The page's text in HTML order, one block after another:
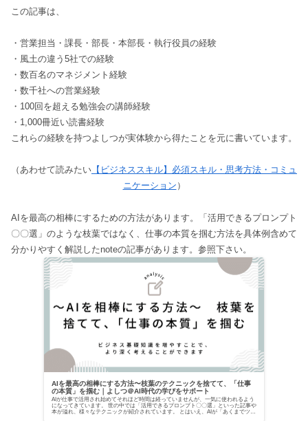
この記事は、
・営業担当・課長・部長・本部長・執行役員の経験
・風土の違う5社での経験
・数百名のマネジメント経験
・数千社への営業経験
・100回を超える勉強会の講師経験
・1,000冊近い読書経験
これらの経験を持つよしつが実体験から得たことを元に書いています。
（あわせて読みたい 【ビジネススキル】必須スキル・思考方法・コミュ
ニケーション ）
AIを最高の相棒にするための方法があります。「活用できるプロンプト
〇〇選」のような枝葉ではなく、仕事の本質を掴む方法を具体例含めて
分かりやすく解説したnoteの記事があります。参照下さい。
AIを最高の相棒にする方法〜枝葉のテクニックを捨てて、「仕事
の本質」を掴む｜よしつ＠AI時代の学びをサポート
AIが仕事で活用され始めてそれほど時間は経っていませんが、一気に使われるよう
になってきています。 世の中では「活用できるプロンプト〇〇選」といった記事や
本が溢れ、様々なテクニックが紹介されています。 とはいえ、AIが「あくまでツー